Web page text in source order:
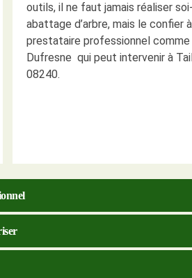
outils, il ne faut jamais réaliser
abattage d’arbre, mais le confier
prestataire professionnel comme
Dufresne qui peut intervenir à
08240.